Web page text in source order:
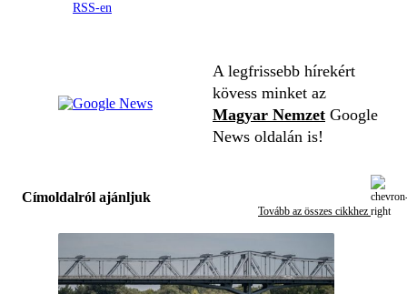
RSS-en
A legfrissebb hírekért
kövess minket az
Magyar Nemzet Google
News oldalán is!
Címoldalról ajánljuk
Tovább az összes cikkhez